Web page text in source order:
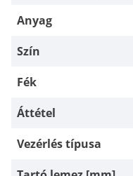
Anyag
Szín
Fék
Áttétel
Vezérlés típusa